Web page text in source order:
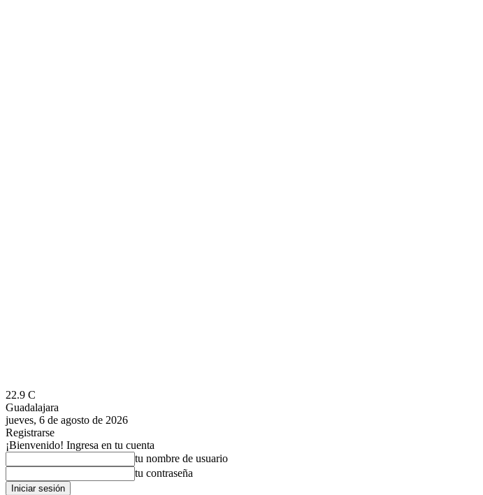
22.9 C
Guadalajara
jueves, 6 de agosto de 2026
Registrarse
¡Bienvenido! Ingresa en tu cuenta
tu nombre de usuario
tu contraseña